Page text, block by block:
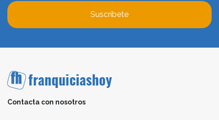
Suscríbete
Contacta con nosotros